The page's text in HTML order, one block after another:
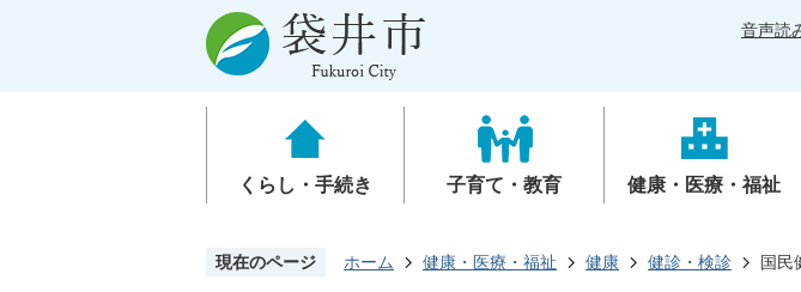
音声読
くらし・手続き 子育て・教育 健康・医療・福祉
現在のページ ホーム 健康・医療・福祉 健康 健診・検診 国民